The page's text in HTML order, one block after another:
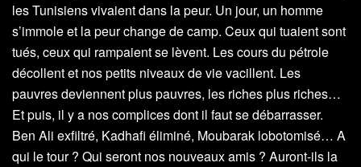
les Tunisiens vivaient dans la peur. Un jour, un homme
s’immole et la peur change de camp. Ceux qui tuaient sont
tués, ceux qui rampaient se lèvent. Les cours du pétrole
décollent et nos petits niveaux de vie vacillent. Les
pauvres deviennent plus pauvres, les riches plus riches…
Et puis, il y a nos complices dont il faut se débarrasser.
Ben Ali exfiltré, Kadhafi éliminé, Moubarak lobotomisé… A
qui le tour ? Qui seront nos nouveaux amis ? Auront-ils la